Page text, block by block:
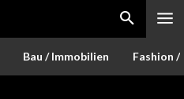
Bau / Immobilien Fashion /